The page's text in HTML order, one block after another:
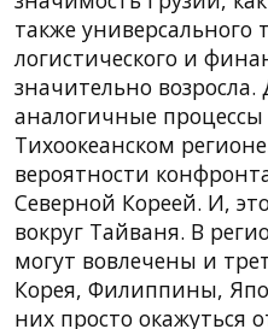
также универсального
логистического и
значительно возросла.
аналогичные процессы
Тихоокеанском
вероятности
Северной Кореей. И,
вокруг Тайваня. В
могут вовлечены и
Корея, Филиппины,
них просто окажуться